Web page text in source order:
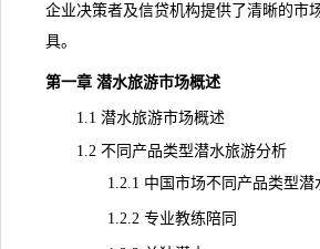
企业决策者及信贷机构提供了清晰的市
具。
第一章 潜水旅游市场概述
1.1 潜水旅游市场概述
1.2 不同产品类型潜水旅游分析
1.2.1 中国市场不同产品类型潜水
1.2.2 专业教练陪同